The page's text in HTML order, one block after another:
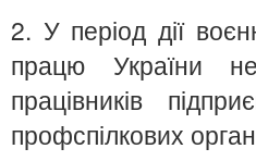
2. У період дії
працю України не
працівників
профспілкових